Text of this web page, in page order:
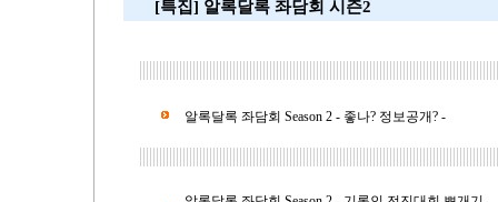
[특집] 알록달록 좌담회 시즌2
알록달록 좌담회 Season 2 - 좋나? 정보공개? -